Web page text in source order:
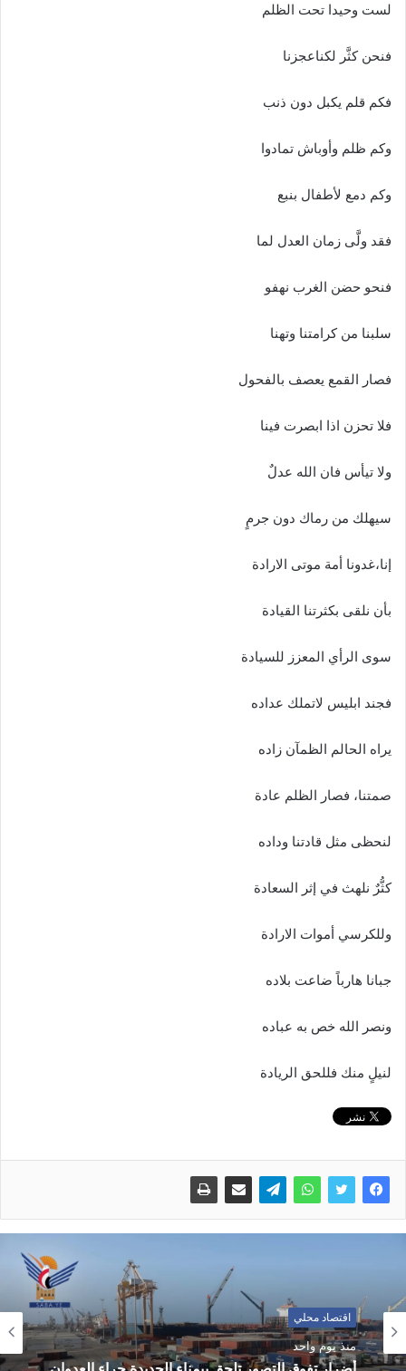
لست وحيدا تحت الظلم
فنحن كثَّر لكناعجزنا
فكم قلم يكبل دون ذنب
وكم ظلم وأوباش تمادوا
وكم دمع لأطفال بنبع
فقد ولَّى زمان العدل لما
فنحو حضن الغرب نهفو
سلبنا من كرامتنا وتهنا
فصار القمع يعصف بالفحول
فلا تحزن اذا ابصرت فينا
ولا تيأس فان الله عدلٌ
سيهلك من رماك دون جرمٍ
إنا،غدونا أمة موتى الارادة
بأن نلقى بكثرتنا القيادة
سوى الرأي المعزز للسيادة
فجند ابليس لاتملك عداده
يراه الحالم الظمآن زاده
صمتنا، فصار الظلم عادة
لنحظى مثل قادتنا وداده
كثُّرٌ نلهث في إثر السعادة
وللكرسي أموات الارادة
جبانا هارباً ضاعت بلاده
ونصر الله خص به عباده
لنيلٍ منك فللحق الريادة
اقتصاد محلي
منذ يوم واحد